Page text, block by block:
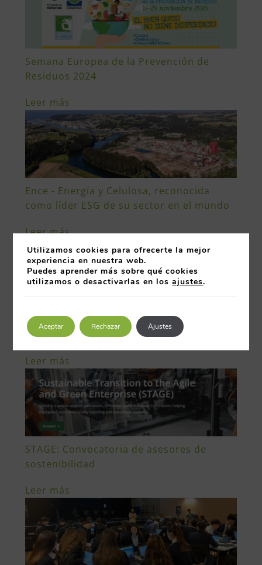
Semana Europea de la Prevención de
Residuos 2024
Leer más
Ence - Energía y Celulosa, reconocida
como líder ESG de su sector en el mundo
Leer más
Máster de formación Permanente
Sostenibilidad Corporativa
Leer más
STAGE: Convocatoria de asesores de
sostenibilidad
Leer más
Utilizamos cookies para ofrecerte la mejor
experiencia en nuestra web.
Puedes aprender más sobre qué cookies
utilizamos o desactivarlas en losajustes.
Aceptar Rechazar Ajustes